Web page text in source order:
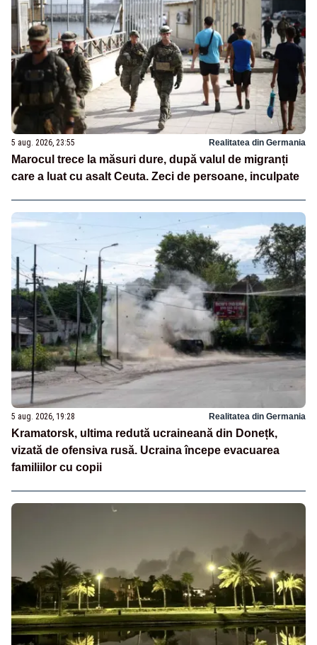
5 aug. 2026, 23:55 Realitatea din Germania
Marocul trece la măsuri dure, după valul de migranți
care a luat cu asalt Ceuta. Zeci de persoane, inculpate
5 aug. 2026, 19:28 Realitatea din Germania
Kramatorsk, ultima redută ucraineană din Donețk,
vizată de ofensiva rusă. Ucraina începe evacuarea
familiilor cu copii